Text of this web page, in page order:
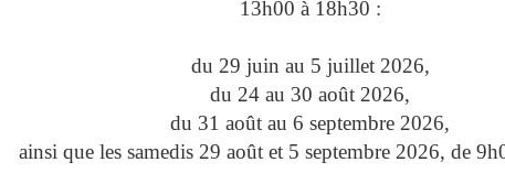
13h00 à 18h30 :
du 29 juin au 5 juillet 2026,
du 24 au 30 août 2026,
du 31 août au 6 septembre 2026,
ainsi que les samedis 29 août et 5 septembre 2026, de